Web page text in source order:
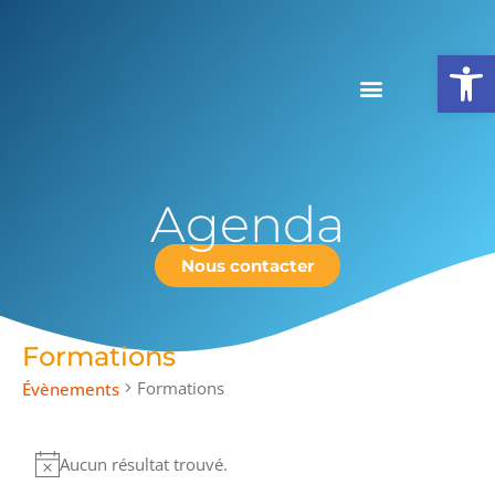
Nous contacter
Agenda
Formations
Évènements Formations
NoticeAucun résultat trouvé.